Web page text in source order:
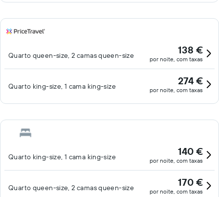
Quarto queen-size, 2 camas queen-size 138 €
por noite, com taxas
Quarto king-size, 1 cama king-size 274 €
por noite, com taxas
Quarto king-size, 1 cama king-size 140 €
por noite, com taxas
Quarto queen-size, 2 camas queen-size 170 €
por noite, com taxas